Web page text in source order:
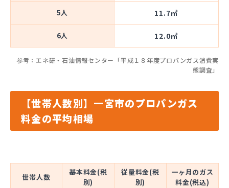
5人 11.7㎥
6人 12.0㎥
参考：エネ研・石油情報センター「平成１８年度プロパンガス消費実
態調査」
【世帯人数別】一宮市のプロパンガス
料金の平均相場
世帯人数
基本料金(税
別)
従量料金(税
別)
一ヶ月のガス
料金(税込)